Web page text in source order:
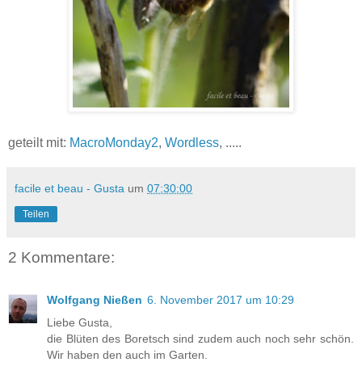
geteilt mit: MacroMonday2, Wordless, .....
facile et beau - Gusta um 07:30:00
Teilen
2 Kommentare:
Wolfgang Nießen 6. November 2017 um 10:29
Liebe Gusta,
die Blüten des Boretsch sind zudem auch noch sehr schön.
Wir haben den auch im Garten.